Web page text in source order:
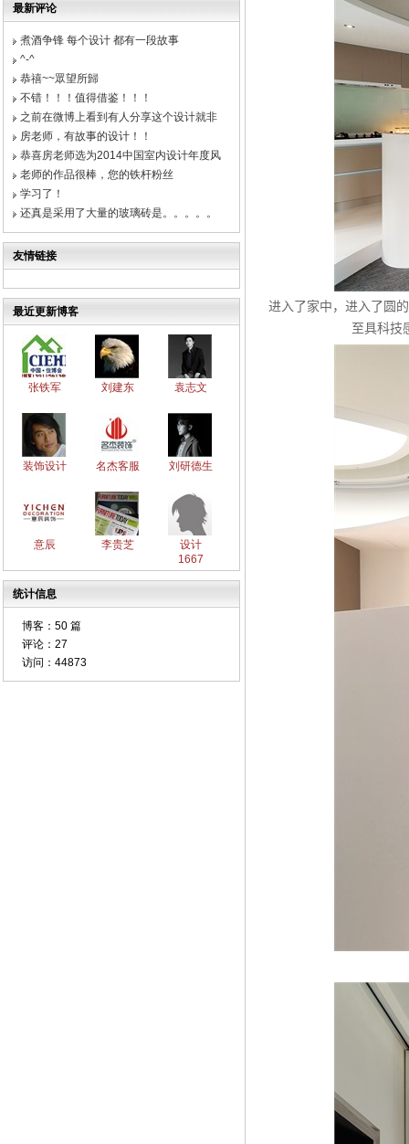
最新评论
煮酒争锋 每个设计 都有一段故事
^-^
恭禧~~眾望所歸
不错！！！值得借鉴！！！
之前在微博上看到有人分享这个设计就非
房老师，有故事的设计！！
恭喜房老师选为2014中国室内设计年度风
老师的作品很棒，您的铁杆粉丝
学习了！
还真是采用了大量的玻璃砖是。。。。。
友情链接
最近更新博客
张铁军 刘建东 袁志文
装饰设计 名杰客服 刘研德生
意辰 李贵芝
设计
1667
统计信息
博客： 50 篇
评论： 27
访问： 44873
进入了家中 ， 进入了圆
至具科技